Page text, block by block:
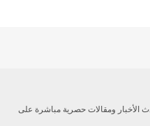
الأخبار ومقالات حصرية مباشرة على